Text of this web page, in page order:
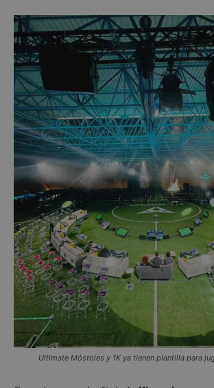
Ultimate Móstoles y 1K ya tienen plantilla para